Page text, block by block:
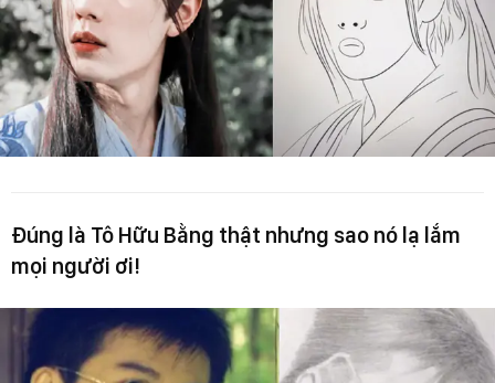
Đúng là Tô Hữu Bằng thật nhưng sao nó lạ lắm
mọi người ơi!